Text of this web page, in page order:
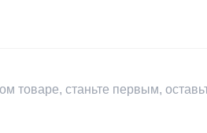
товаре, станьте первым,